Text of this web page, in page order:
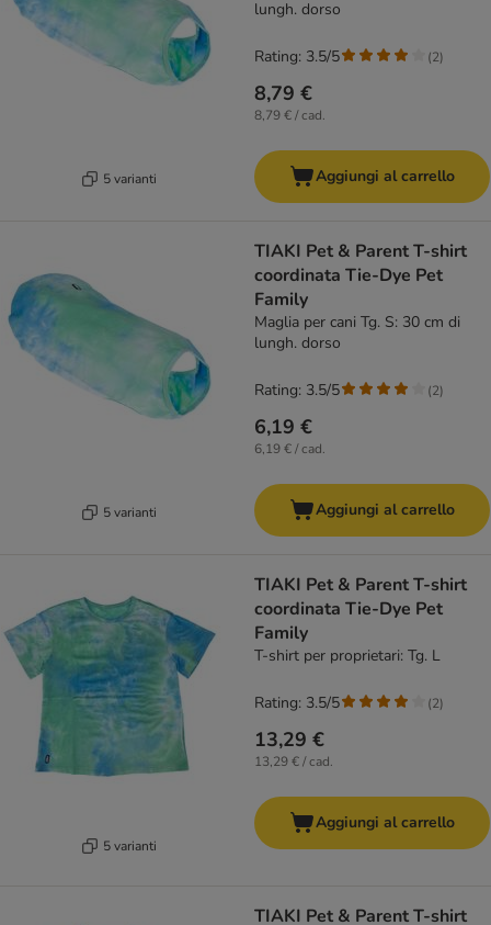
5 varianti
lungh. dorso
8,79 €
8,79 € / cad.
Rating: 3.5/5 (2)
Aggiungi al carrello
5 varianti
TIAKI Pet & Parent T-shirt
coordinata Tie-Dye Pet
Family
Maglia per cani Tg. S: 30 cm di
lungh. dorso
6,19 €
6,19 € / cad.
Rating: 3.5/5 (2)
Aggiungi al carrello
5 varianti
TIAKI Pet & Parent T-shirt
coordinata Tie-Dye Pet
Family
T-shirt per proprietari: Tg. L
13,29 €
13,29 € / cad.
Rating: 3.5/5 (2)
Aggiungi al carrello
TIAKI Pet & Parent T-shirt